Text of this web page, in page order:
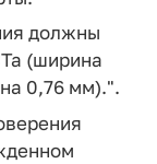
должны
(ширина
0,76 мм).".